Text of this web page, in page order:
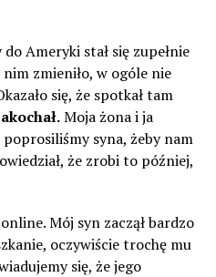
Ameryki stał się zupełnie
zmieniło, w ogóle nie
się, że spotkał tam
Moja żona i ja
syna, żeby nam
że zrobi to później,
Mój syn zaczął bardzo
oczywiście trochę mu
się, że jego